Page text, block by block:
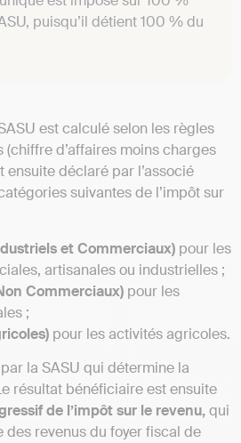
puisqu’il détient 100 % du
est calculé selon les règles
d’affaires moins charges
déclaré par l’associé
suivantes de l’impôt sur
et Commerciaux) pour les
artisanales ou industrielles ;
Commerciaux) pour les
;
pour les activités agricoles.
la SASU qui détermine la
résultat bénéficiaire est ensuite
de l’impôt sur le revenu,qui
des revenus du foyer fiscal de